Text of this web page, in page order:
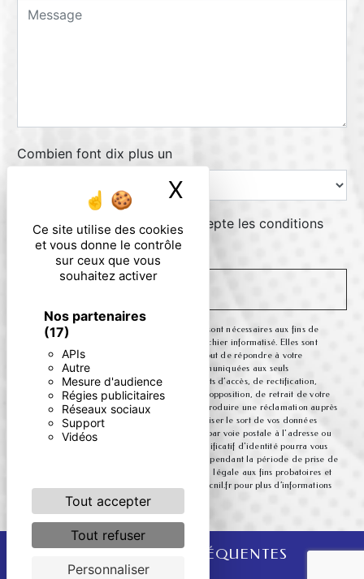
Ce site utilise des cookies
et vous donne le contrôle
sur ceux que vous
souhaitez activer
Nos partenaires
(17)
APIs
Autre
Mesure d'audience
Régies publicitaires
Réseaux sociaux
Support
Vidéos
Tout accepter
Tout refuser
Personnaliser
X Masquer le
Combien font dix plus un
En cochant cette case, j'accepte les conditions
particulières ci-dessous **
** Les données personnelles communiquées sont nécessaires aux fins de
vous contacter et sont enregistrées dans un fichier informatisé. Elles sont
destinées à et ses sous-traitants dans le seul but de répondre à votre
message. Les données collectées seront communiquées aux seuls
destinataires suivants: . Vous disposez de droits d’accès, de rectification,
d’effacement, de portabilité, de limitation, d’opposition, de retrait de votre
consentement à tout moment et du droit d’introduire une réclamation auprès
d’une autorité de contrôle, ainsi que d’organiser le sort de vos données
post-mortem. Vous pouvez exercer ces droits par voie postale à l'adresse ou
par courrier électronique à l'adresse . Un justificatif d'identité pourra vous
être demandé. Nous conservons vos données pendant la période de prise de
contact puis pendant la durée de prescription légale aux fins probatoires et
de gestion des contentieux. Consultez le site cnil.fr pour plus d’informations
sur vos droits.
RECHERCHES FRÉQUENTES